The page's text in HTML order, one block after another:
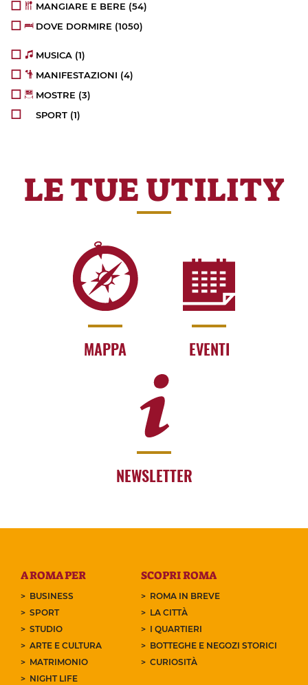
MANGIARE E BERE (54)
DOVE DORMIRE (1050)
MUSICA (1)
MANIFESTAZIONI (4)
MOSTRE (3)
SPORT (1)
LE TUE UTILITY
MAPPA EVENTI
NEWSLETTER
A ROMA PER
BUSINESS
SPORT
STUDIO
ARTE E CULTURA
MATRIMONIO
NIGHT LIFE
SCOPRI ROMA
ROMA IN BREVE
LA CITTÀ
I QUARTIERI
BOTTEGHE E NEGOZI STORICI
CURIOSITÀ